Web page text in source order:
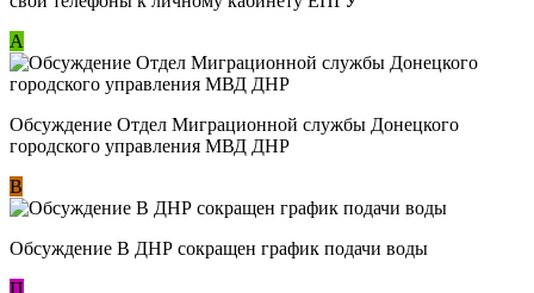
А
Обсуждение Отдел Миграционной службы Донецкого
городского управления МВД ДНР
В
Обсуждение В ДНР сокращен график подачи воды
П